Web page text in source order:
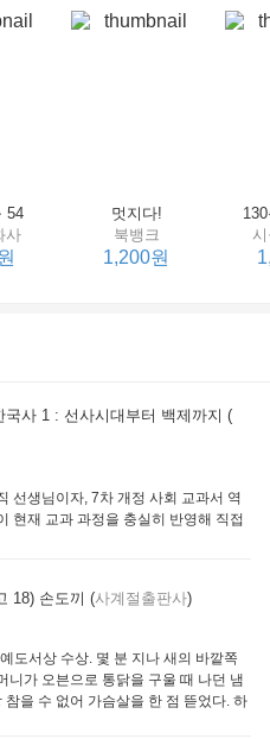
54
사
멋지다!
북뱅크
1,200원
국사 1 : 선사시대부터 백제까지 (
선생님이자, 7차 개정 사회 교과서 역
현재 교과 과정을 충실히 반영해 직접
18) 손도끼 (사계절출판사)
도서상 수상. 몇 분 지나 새의 바깥쪽
니가 오븐으로 통닭을 구울 때 나던 냄
참을 수 없어 가슴살을 한 점 뜯었다. 하